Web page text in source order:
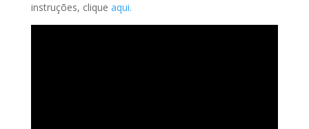
instruções, clique aqui.